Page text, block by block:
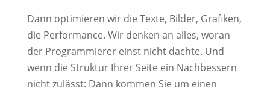
Dann optimieren wir die Texte, Bilder, Grafiken,
die Performance. Wir denken an alles, woran
der Programmierer einst nicht dachte. Und
wenn die Struktur Ihrer Seite ein Nachbessern
nicht zulässt: Dann kommen Sie um einen